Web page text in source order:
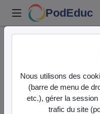
PodEduc
Contactez
Votre message
si vous
êtes un
humain en
Nous utilisons des
(barre de menu de
etc.), gérer la
trafic du site